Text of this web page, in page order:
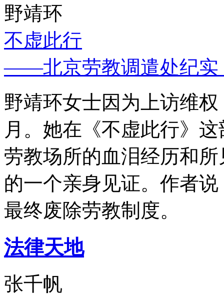
野靖环
不虚此行
——北京劳教调遣处纪实
野靖环女士因为上访维
月。她在《不虚此行》
劳教场所的血泪经历和
的一个亲身见证。作者
最终废除劳教制度。
法律天地
张千帆